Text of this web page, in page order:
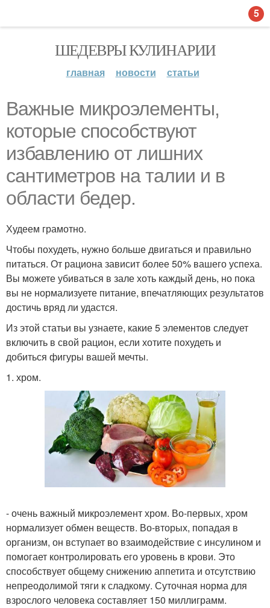
ШЕДЕВРЫ КУЛИНАРИИ
главная новости статьи
Важные микроэлементы,
которые способствуют
избавлению от лишних
сантиметров на талии и в
области бедер.
Худеем грамотно.
Чтобы похудеть, нужно больше двигаться и правильно
питаться. От рациона зависит более 50% вашего успеха.
Вы можете убиваться в зале хоть каждый день, но пока
вы не нормализуете питание, впечатляющих результатов
достичь вряд ли удастся.
Из этой статьи вы узнаете, какие 5 элементов следует
включить в свой рацион, если хотите похудеть и
добиться фигуры вашей мечты.
1. хром.
- очень важный микроэлемент хром. Во-первых, хром
нормализует обмен веществ. Во-вторых, попадая в
организм, он вступает во взаимодействие с инсулином и
помогает контролировать его уровень в крови. Это
способствует общему снижению аппетита и отсутствию
непреодолимой тяги к сладкому. Суточная норма для
взрослого человека составляет 150 миллиграмм.
5